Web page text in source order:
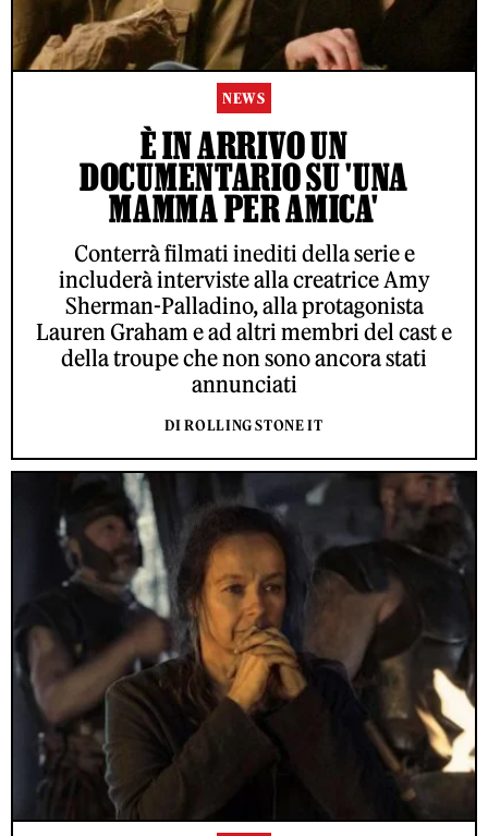
NEWS
È IN ARRIVO UN
DOCUMENTARIO SU 'UNA
MAMMA PER AMICA'
Conterrà filmati inediti della serie e
includerà interviste alla creatrice Amy
Sherman-Palladino, alla protagonista
Lauren Graham e ad altri membri del cast e
della troupe che non sono ancora stati
annunciati
DI ROLLING STONE IT